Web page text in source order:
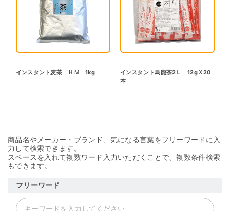
インスタント麦茶 ＨＭ 1kg
インスタント烏龍茶2Ｌ 12gＸ20
本
商品名やメーカー・ブランド、気になる言葉をフリーワードに入
力して検索できます。
スペースを入れて複数ワード入力いただくことで、複数条件検索
もできます。
フリーワード